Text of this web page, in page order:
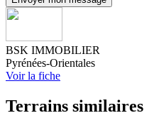
BSK IMMOBILIER
Pyrénées-Orientales
Voir la fiche
Terrains similaires